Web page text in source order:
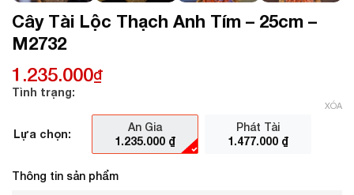
Cây Tài Lộc Thạch Anh Tím – 25cm –
M2732
1.235.000₫
Tình trạng:
Lựa chọn:
An Gia
1.235.000 ₫
Phát Tài
1.477.000 ₫
XÓA
Thông tin sản phẩm